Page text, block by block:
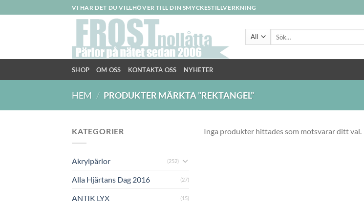
to
VI HAR DET DU VILLHÖVER TILL DIN SMYCKESTILLVERKNING
SHOP OM OSS KONTAKTA OSS NYHETER
HEM / PRODUKTER MÄRKTA ”REKTANGEL”
KATEGORIER
Akrylpärlor (252)
Alla Hjärtans Dag 2016 (27)
ANTIK LYX (15)
Inga produkter hittades som motsvarar ditt val.